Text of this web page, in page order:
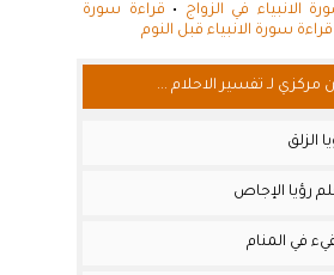
الانبياء في الزواج • قراءة سورة
قراءة سورة الانبياء قبل النوم
مركزي لـ تفسير الاحلام ...
الزلق
رؤيا الإجاص
في المنام